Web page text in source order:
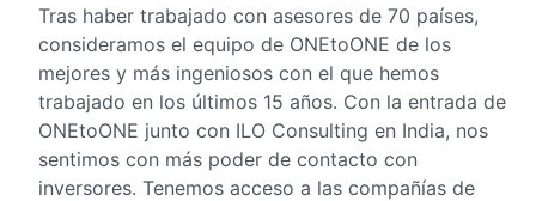
Tras haber trabajado con asesores de 70 países,
consideramos el equipo de ONEtoONE de los
mejores y más ingeniosos con el que hemos
trabajado en los últimos 15 años. Con la entrada de
ONEtoONE junto con ILO Consulting en India, nos
sentimos con más poder de contacto con
inversores. Tenemos acceso a las compañías de